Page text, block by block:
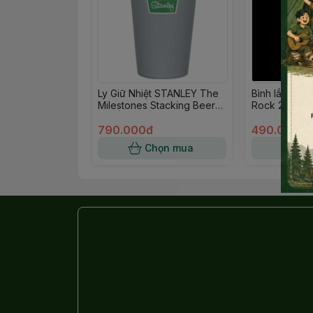
Ly Giữ Nhiệt STANLEY The
Milestones Stacking Beer
Hammertone Silver
790.000đ
Chọn mua
Bình lắc sữa
Rock 2 more
490.000đ